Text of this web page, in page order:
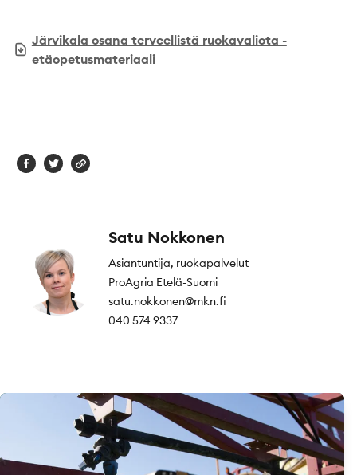
Järvikala osana terveellistä ruokavaliota -
etäopetusmateriaali
Satu Nokkonen
Asiantuntija, ruokapalvelut
ProAgria Etelä-Suomi
satu.nokkonen@mkn.fi
040 574 9337